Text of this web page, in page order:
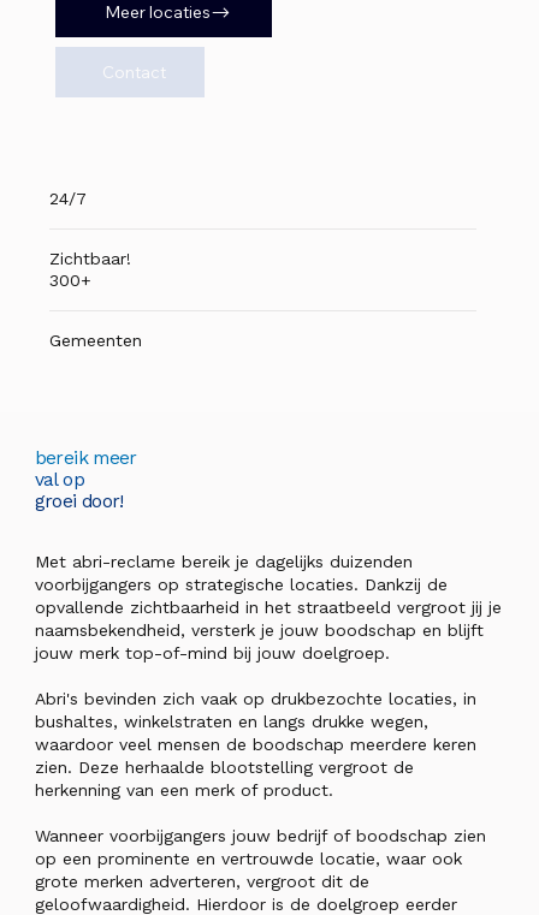
Meer locaties
Contact
24/7
Zichtbaar!
300+
Gemeenten
bereik meer
val op
groei door!
Met abri-reclame bereik je dagelijks duizenden
voorbijgangers op strategische locaties. Dankzij de
opvallende zichtbaarheid in het straatbeeld vergroot jij je
naamsbekendheid, versterk je jouw boodschap en blijft
jouw merk top-of-mind bij jouw doelgroep.
Abri's bevinden zich vaak op drukbezochte locaties, in
bushaltes, winkelstraten en langs drukke wegen,
waardoor veel mensen de boodschap meerdere keren
zien. Deze herhaalde blootstelling vergroot de
herkenning van een merk of product.
Wanneer voorbijgangers jouw bedrijf of boodschap zien
op een prominente en vertrouwde locatie, waar ook
grote merken adverteren, vergroot dit de
geloofwaardigheid. Hierdoor is de doelgroep eerder